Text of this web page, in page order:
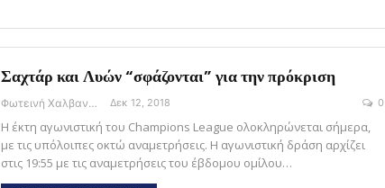
Σαχτάρ και Λυών “σφάζονται” για την πρόκριση
Φωτεινή Χαλβαντζή Δεκ 12, 2018 0
Η έκτη αγωνιστική του Champions League ολοκληρώνεται σήμερα,
με τις υπόλοιπες οκτώ αναμετρήσεις. Η αγωνιστική δράση αρχίζει
στις 19:55 με τις αναμετρήσεις του έβδομου ομίλου…